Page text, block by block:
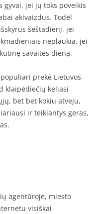
jei jų toks poveikis
akivaizdus. Todėl
šeštadienį, jei
neplaukia, jei
savaitės dieną.
prekė Lietuvos
klaipėdiečių keliasi
bet bet kokiu atveju,
ir teikiantys geras,
agentūroje, miesto
visiškai